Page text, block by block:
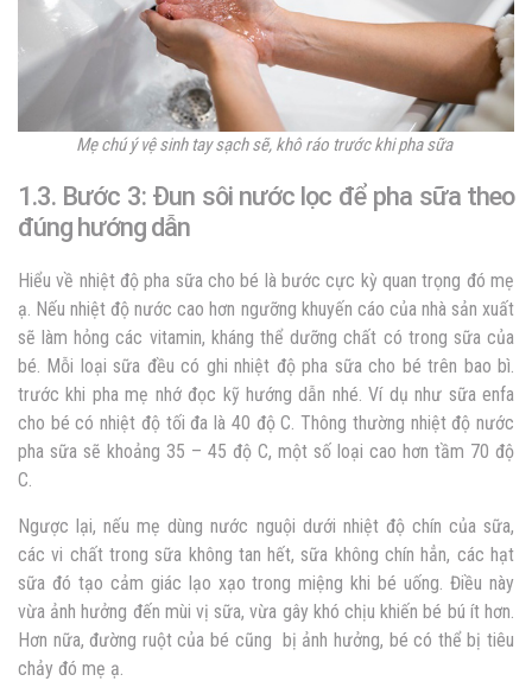
Mẹ chú ý vệ sinh tay sạch sẽ, khô ráo trước khi pha sữa
1.3. Bước 3: Đun sôi nước lọc để pha sữa theo
đúng hướng dẫn
Hiểu về nhiệt độ pha sữa cho bé là bước cực kỳ quan trọng đó mẹ
ạ. Nếu nhiệt độ nước cao hơn ngưỡng khuyến cáo của nhà sản xuất
sẽ làm hỏng các vitamin, kháng thể dưỡng chất có trong sữa của
bé. Mỗi loại sữa đều có ghi nhiệt độ pha sữa cho bé trên bao bì.
trước khi pha mẹ nhớ đọc kỹ hướng dẫn nhé. Ví dụ như sữa enfa
cho bé có nhiệt độ tối đa là 40 độ C. Thông thường nhiệt độ nước
pha sữa sẽ khoảng 35 – 45 độ C, một số loại cao hơn tầm 70 độ
C.
Ngược lại, nếu mẹ dùng nước nguội dưới nhiệt độ chín của sữa,
các vi chất trong sữa không tan hết, sữa không chín hẳn, các hạt
sữa đó tạo cảm giác lạo xạo trong miệng khi bé uống. Điều này
vừa ảnh hưởng đến mùi vị sữa, vừa gây khó chịu khiến bé bú ít hơn.
Hơn nữa, đường ruột của bé cũng bị ảnh hưởng, bé có thể bị tiêu
chảy đó mẹ ạ.